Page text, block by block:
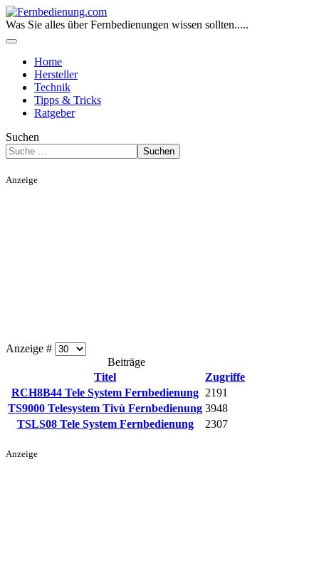
Was Sie alles über Fernbedienungen wissen sollten.....
Home
Hersteller
Technik
Tipps & Tricks
Ratgeber
Suchen
Suchen
Anzeige
Anzeige #
Beiträge
Titel
Zugriffe
RCH8B44 Tele System Fernbedienung 2191
TS9000 Telesystem Tivù Fernbedienung 3948
TSLS08 Tele System Fernbedienung
2307
Anzeige